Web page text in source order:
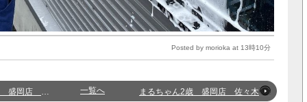
Posted by morioka at 13時10分
岡店 西野 一覧へ まるちゃん2歳 盛岡店 佐々木